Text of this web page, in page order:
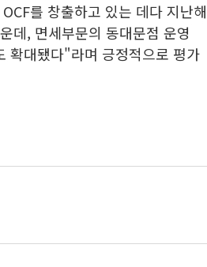
를 창출하고 있는 데다 지난해
데, 면세부문의 동대문점 운영
확대됐다"라며 긍정적으로 평가